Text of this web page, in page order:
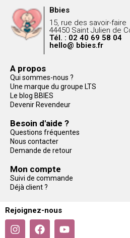
Bbies
15, rue des savoir-faire
44450 Saint Julien de
Tél. : 02 40 69 58 04
hello@ bbies.fr
A propos
Qui sommes-nous ?
Une marque du groupe LTS
Le blog BBIES
Devenir Revendeur
Besoin d'aide ?
Questions fréquentes
Nous contacter
Demande de retour
Mon compte
Suivi de commande
Déjà client ?
Rejoignez-nous